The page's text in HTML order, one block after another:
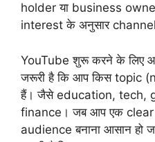
holder या business
interest के अनुसार
YouTube शुरू करने के लिए
जरूरी है कि आप किस topic
हैं। जैसे education, tech,
finance। जब आप एक clear
audience बनाना आसान हो